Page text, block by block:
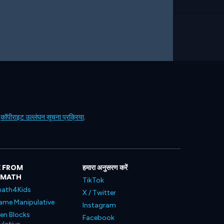
कॉपीराइट उल्लंघन सूचना प्रक्रिया.
FROM
Manipulative
Blocks
हमारा अनुसरण करें
TikTok
X / Twitter
Instagram
Facebook